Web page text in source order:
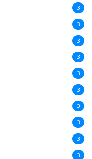
3
3
3
3
3
3
3
3
3
3